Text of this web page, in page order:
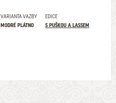
VARIANTA VAZBY
MODRÉ PLÁTNO
EDICE
S PUŠKOU A LASSEM